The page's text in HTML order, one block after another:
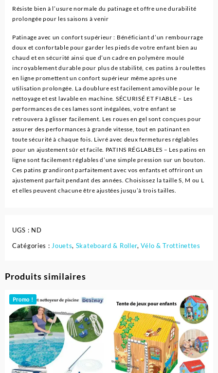
Résiste bien à l’usure normale du patinage et offre une durabilité
prolongée pour les saisons à venir
Patinage avec un confort supérieur : Bénéficiant d’un rembourrage
doux et confortable pour garder les pieds de votre enfant bien au
chaud et en sécurité ainsi que d’un cadre en polymère moulé
incroyablement durable pour plus de stabilité, ces patins à roulettes
en ligne promettent un confort supérieur même après une
utilisation prolongée. La doublure est facilement amovible pour le
nettoyage et est lavable en machine. SÉCURISÉ ET FIABLE – Les
performances de ces lames sont inégalées, votre enfant se
retrouvera à glisser facilement. Les roues en gel sont conçues pour
assurer des performances à grande vitesse, tout en patinant en
toute sécurité à chaque fois. Livré avec deux fermetures réglables
pour un ajustement sûr et facile. PATINS RÉGLABLES – Les patins en
ligne sont facilement réglables d’une simple pression sur un bouton.
Ces patins grandiront parfaitement avec vos enfants et offriront un
ajustement parfait pendant des années. Choisissez la taille S, M ou L
et elles peuvent chacune être ajustées jusqu’à trois tailles.
UGS : ND
Catégories :Jouets, Skateboard & Roller,Vélo & Trottinettes
Produits similaires
Promo !